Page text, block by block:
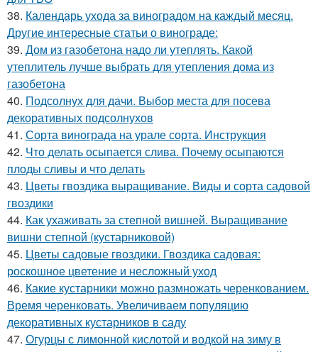
38. Календарь ухода за виноградом на каждый месяц.
Другие интересные статьи о винограде:
39. Дом из газобетона надо ли утеплять. Какой
утеплитель лучше выбрать для утепления дома из
газобетона
40. Подсолнух для дачи. Выбор места для посева
декоративных подсолнухов
41. Сорта винограда на урале сорта. Инструкция
42. Что делать осыпается слива. Почему осыпаются
плоды сливы и что делать
43. Цветы гвоздика выращивание. Виды и сорта садовой
гвоздики
44. Как ухаживать за степной вишней. Выращивание
вишни степной (кустарниковой)
45. Цветы садовые гвоздики. Гвоздика садовая:
роскошное цветение и несложный уход
46. Какие кустарники можно размножать черенкованием.
Время черенковать. Увеличиваем популяцию
декоративных кустарников в саду
47. Огурцы с лимонной кислотой и водкой на зиму в